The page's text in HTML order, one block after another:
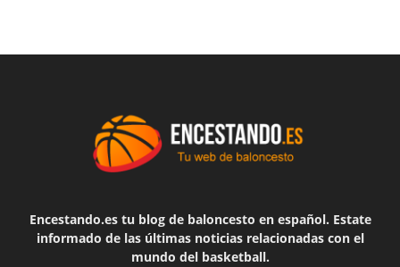
Encestando.es tu blog de baloncesto en español. Estate
informado de las últimas noticias relacionadas con el
mundo del basketball.